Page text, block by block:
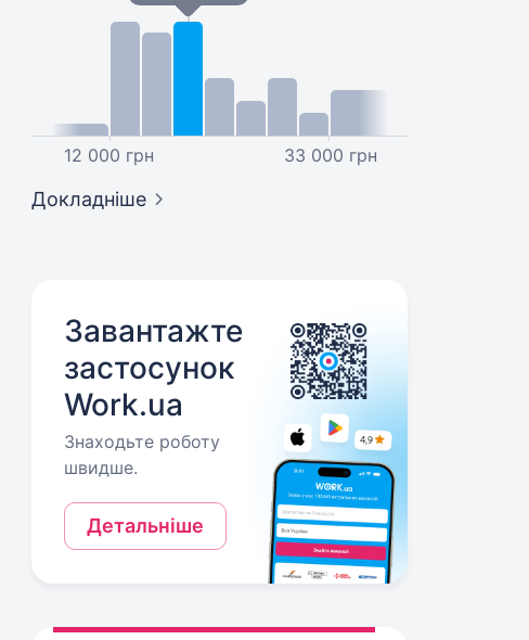
12 000 грн 33 000 грн
Докладніше
Завантажте
застосунок
Work.ua
Знаходьте роботу
швидше.
Детальніше